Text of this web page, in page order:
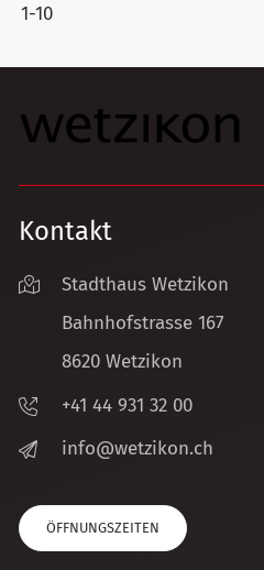
1-10
Kontakt
Stadthaus Wetzikon
Bahnhofstrasse 167
8620 Wetzikon
+41 44 931 32 00
nf
w tz k n ch
ÖFFNUNGSZEITEN